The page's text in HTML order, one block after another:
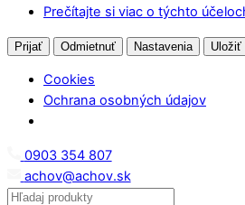
Prečítajte si viac o týchto
Prijať Odmietnuť Nastavenia Uložiť
Cookies
Ochrana osobných údajov
Skip
content
0903 354 807
achov@achov.sk
Products